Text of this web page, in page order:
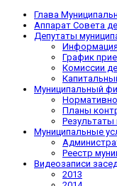
Глава
Аппарат Совета
Депутаты
График
Комиссии
Муниципальный
Планы
Муниципальные
Реестр
Видеозаписи
2013